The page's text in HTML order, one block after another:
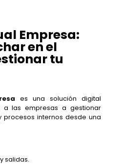
Empresa:
en el
tu
es una solución digital
a las empresas a gestionar
procesos internos desde una
salidas.